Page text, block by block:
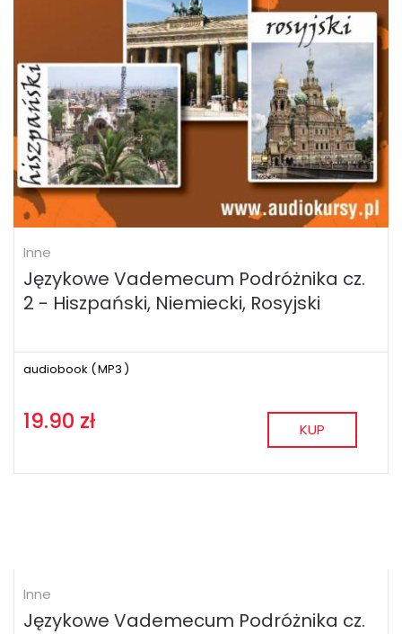
Inne
Językowe Vademecum Podróżnika cz.
2 - Hiszpański, Niemiecki, Rosyjski
audiobook (MP3 )
19.90 zł KUP
Inne
Językowe Vademecum Podróżnika cz.